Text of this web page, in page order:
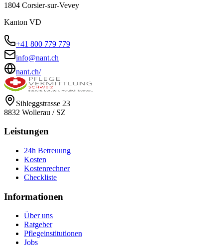
1804 Corsier-sur-Vevey
Kanton VD
+41 800 779 779
info@nant.ch
nant.ch/
Sihleggstrasse 23
8832 Wollerau / SZ
Leistungen
24h Betreuung
Kosten
Kostenrechner
Checkliste
Informationen
Über uns
Ratgeber
Pflegeinstitutionen
Jobs